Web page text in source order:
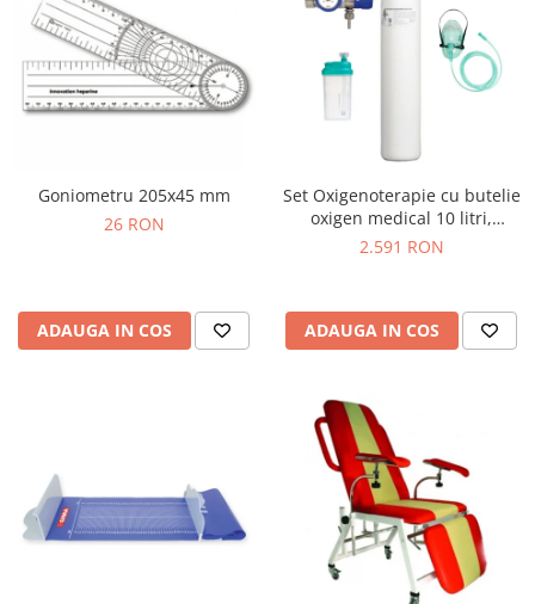
Goniometru 205x45 mm
26 RON
ADAUGA IN COS
Set Oxigenoterapie cu butelie
oxigen medical 10 litri,
reductor de presiune,
2.591 RON
ADAUGA IN COS